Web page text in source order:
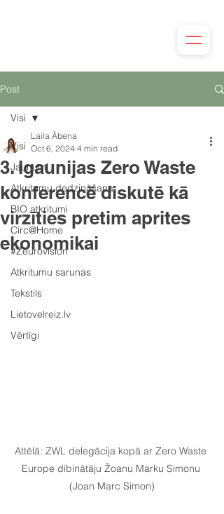
Post
Visi
Jaunumi
Atkritumu dedzināšana
BIO atkritumi
Circ@Home
#Zeurovision
Atkritumu sarunas
Tekstils
Lietovelreiz.lv
Vērtīgi
Visi
3. Igaunijas Zero Waste
konferencē diskutē kā
virzīties pretim aprites
ekonomikai
Laila Ābena
Oct 6, 2024 4 min read
Attēlā: ZWL delegācija kopā ar Zero Waste
Europe dibinātāju Žoanu Marku Simonu
(Joan Marc Simon)